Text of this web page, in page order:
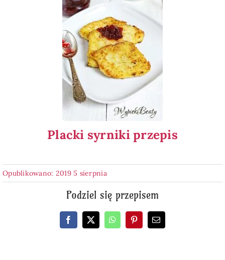
Placki syrniki przepis
Opublikowano: 2019 5 sierpnia
Podziel się przepisem